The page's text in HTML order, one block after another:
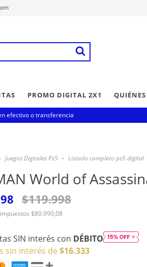
PROMO DIGITAL 2X1
efectivo o transferencia
Juegos Digitales Ps5 - Listado completo ps5 digital
World of
$119.998
$80.990,08
SIN interés con DÉBITO
sin interés de $16.333